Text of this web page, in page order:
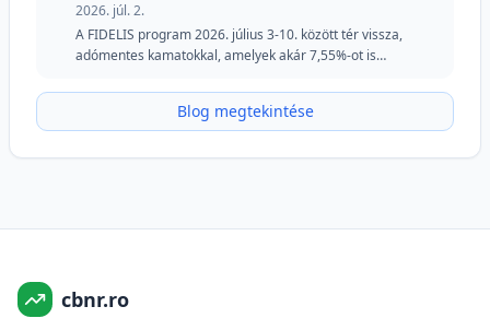
2026. júl. 2.
A FIDELIS program 2026. július 3-10. között tér vissza,
adómentes kamatokkal, amelyek akár 7,55%-ot is
megtartja a speciális részletet a véradók számára lejben, és
továbbra is vonzó lehetőséget kínál azoknak a
hozamokat keresnek.
Blog megtekintése
cbnr.ro